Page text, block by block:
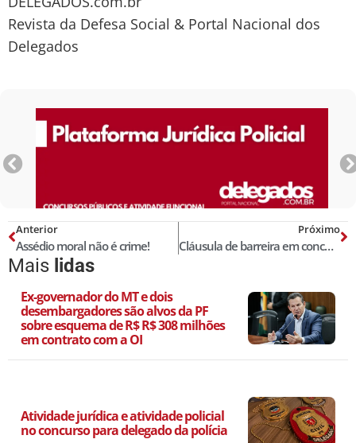
Revista da Defesa Social & Portal Nacional dos
Delegados
Anterior
Assédio moral não é crime!
Próximo
Cláusula de barreira em concurso é constitucional, decide STF
Mais lidas
Ex-governador do MT e dois
desembargadores são alvos da PF
sobre esquema de R$ R$ 308 milhões
em contrato com a OI
Atividade jurídica e atividade policial
no concurso para delegado da polícia